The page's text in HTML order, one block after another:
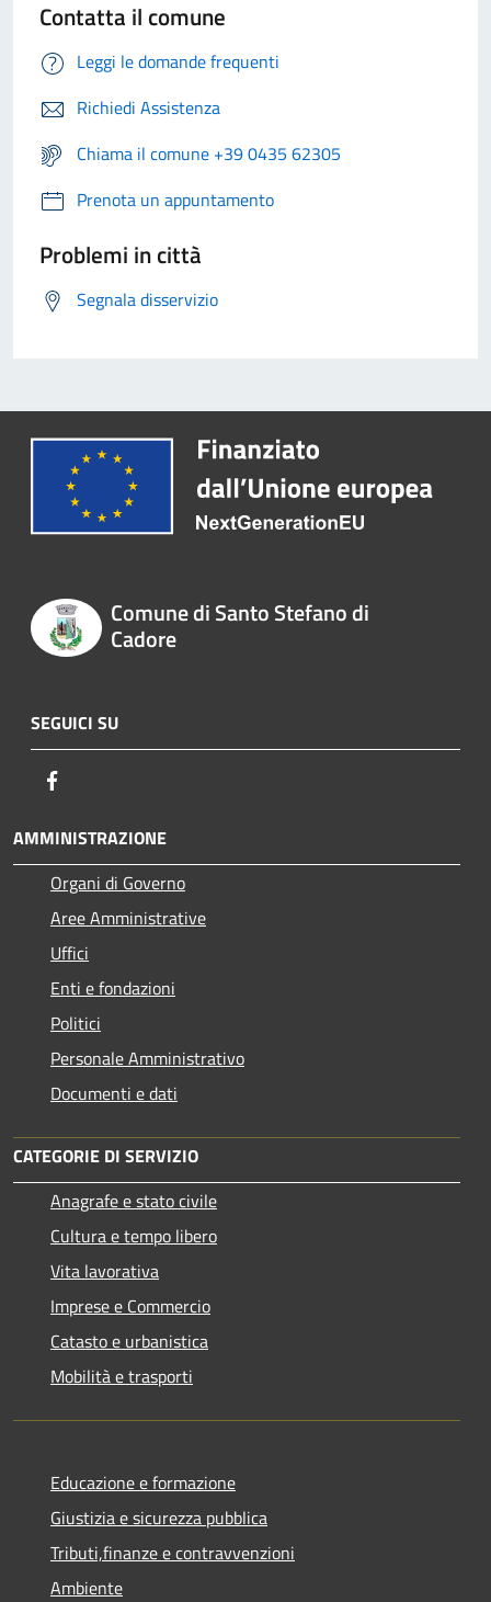
Contatta il comune
Leggi le domande frequenti
Richiedi Assistenza
Chiama il comune +39 0435 62305
Prenota un appuntamento
Problemi in città
Segnala disservizio
Comune di Santo Stefano di
Cadore
SEGUICI SU
AMMINISTRAZIONE
Organi di Governo
Aree Amministrative
Uffici
Enti e fondazioni
Politici
Personale Amministrativo
Documenti e dati
CATEGORIE DI SERVIZIO
Anagrafe e stato civile
Cultura e tempo libero
Vita lavorativa
Imprese e Commercio
Catasto e urbanistica
Mobilità e trasporti
Educazione e formazione
Giustizia e sicurezza pubblica
Tributi,finanze e contravvenzioni
Ambiente